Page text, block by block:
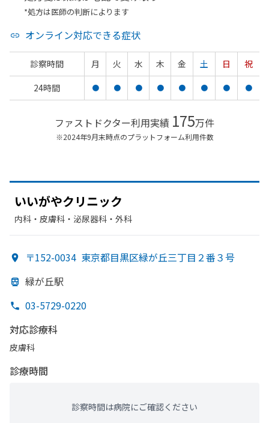
*処方は医師の判断によります
オンライン対応できる症状
診察時間 月 火 水 木 金 土 日
祝
24時間
● ● ● ● ● ● ● ●
ファストドクター利用実績 175万件
※2024年9月末時点のプラットフォーム利用件数
いいがやクリニック
内科・​皮膚科・​泌尿器科・​外科
〒152-0034 東京都目黒区緑が丘三丁目２番３号
緑が丘駅
03-5729-0220
対応診療科
皮膚科
診療時間
診察時間は病院にご確認ください